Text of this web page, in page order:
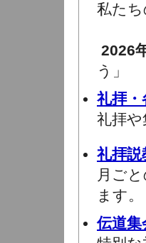
私た
2026
う」
礼拝・
礼拝
礼拝説
月ご
ます。
伝道集